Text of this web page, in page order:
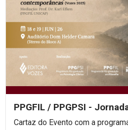
PPGFIL / PPGPSI -
Cartaz do Evento com a